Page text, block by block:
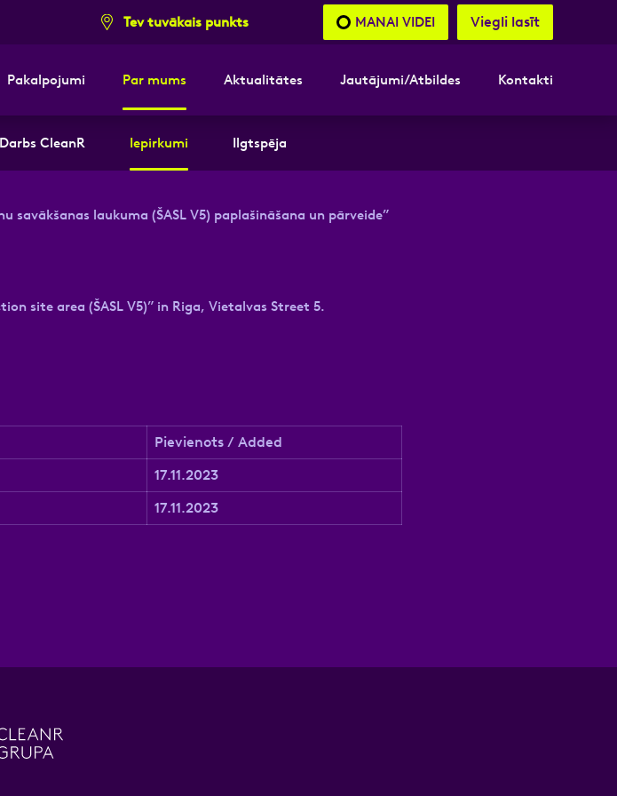
Tev tuvākais punkts MANAI VIDEI Viegli lasīt
Pakalpojumi Par mums Aktualitātes Jautājumi/Atbildes Kontakti
Darbs CleanR Iepirkumi Ilgtspēja
laukuma (ŠASL V5) paplašināšana un pārveide”
site area (ŠASL V5)” in Riga, Vietalvas Street 5.
Pievienots / Added
17.11.2023
17.11.2023
mēs ar tevi sazināsimies